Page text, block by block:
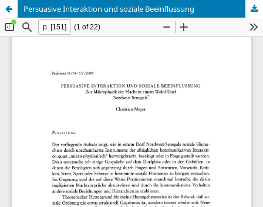
Persuasive Interaktion und soziale Beeinflussung